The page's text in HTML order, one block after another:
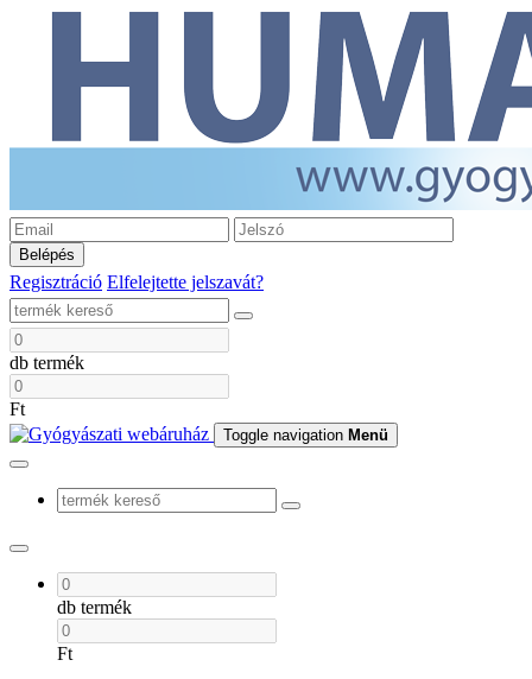
Belépés
Regisztráció Elfelejtette jelszavát?
db termék
Ft
Toggle navigation Menü
db termék
Ft